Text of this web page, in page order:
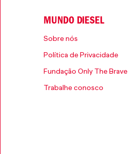
MUNDO DIESEL
Sobre nós
Política de Privacidade
Fundação Only The Brave
Trabalhe conosco